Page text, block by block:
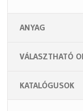
ANYAG
VÁLASZTHATÓ
KATALÓGUSOK